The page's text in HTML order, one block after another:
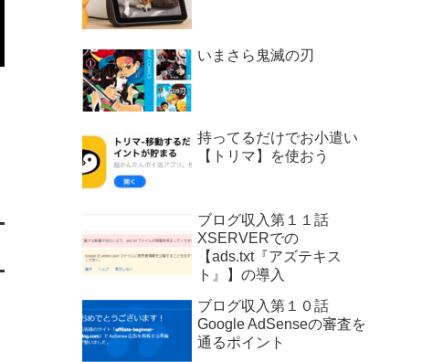
いまさら鬼滅の刃
持ってるだけでお小遣い
【トリマ】を使おう
ブログ収入第１１話
XSERVERでの
【ads.txt『アズテキス
ト』】の導入
ブログ収入第１０話
Google AdSenseの審査を
通るポイント